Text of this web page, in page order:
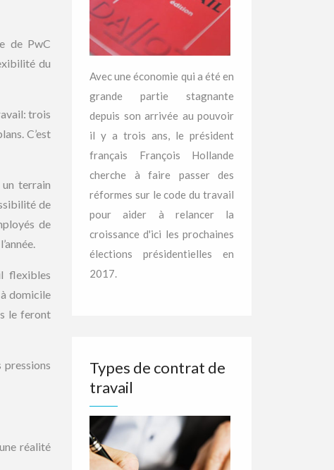
de PwC
du
trois
C’est
terrain
de
de
flexibles
domicile
le feront
réalité
Avec une économie qui a été en
grande partie stagnante
depuis son arrivée au pouvoir
il y a trois ans, le président
français François Hollande
cherche à faire passer des
réformes sur le code du travail
pour aider à relancer la
croissance d'ici les prochaines
élections présidentielles en
2017.
Types de contrat de
travail